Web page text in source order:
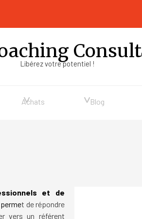
Consult
Libérez votre potentiel !
▼
Achats ▼
Blog
et de
t de répondre
vers un référent